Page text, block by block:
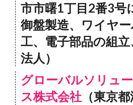
市市曙1丁目2番3号
御盤製造、ワイヤ
工、電子部品の組
法人）
グローバルソリュ
ス株式会社 （東京